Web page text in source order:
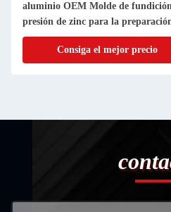
aluminio OEM Molde de
presión de zinc para la
la superficie de desbordaje
Consiga el mejor precio